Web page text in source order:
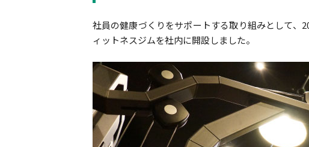
社員の健康づくりをサポートする取り組みとして、
ィットネスジムを社内に開設しました。